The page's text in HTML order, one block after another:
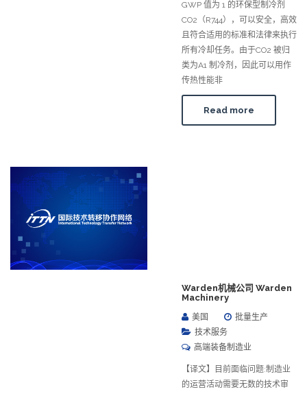
GWP 值为 1 的环保型制冷剂
CO2（R744），可以安全，高效
且符合适用的标准和法律来执行
所有冷却任务。由于CO2 被归
类为A1 制冷剂，因此可以用作
传热性能非
Read more
Warden机械公司 Warden
Machinery
美国
批量生产
技术服务
高端装备制造业
【译文】目前面临问题:制造业
的运营活动需要无数的技术审